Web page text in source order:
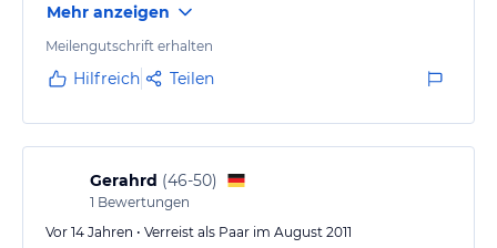
Wir haben Gäste aller Altersklassen getroffen, das
Partyvolk ist hier aber weniger vertreten.
Mehr anzeigen
Meilengutschrift erhalten
Hilfreich Teilen
Gerahrd (46-50)
1 Bewertungen
Vor 14 Jahren • Verreist als Paar im August 2011